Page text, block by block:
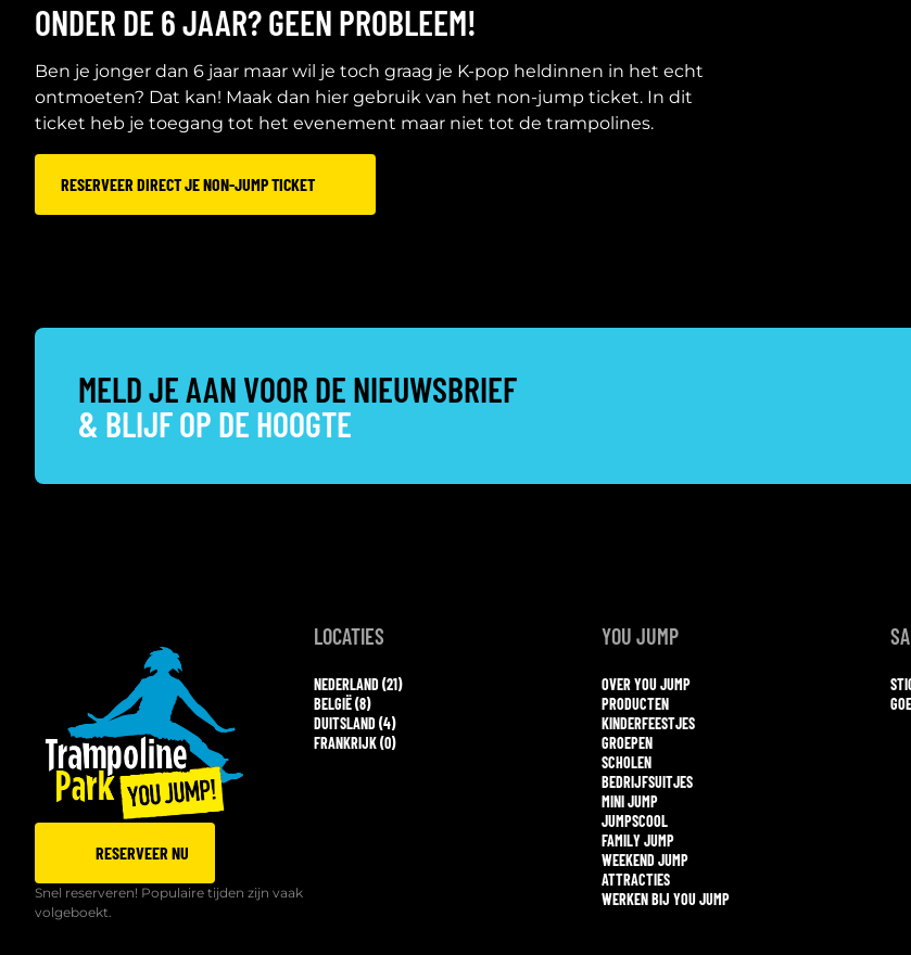
ONDER DE 6 JAAR? GEEN PROBLEEM!
Ben je jonger dan 6 jaar maar wil je toch graag je K-pop heldinnen in het echt
ontmoeten? Dat kan! Maak dan hier gebruik van het non-jump ticket. In dit
ticket heb je toegang tot het evenement maar niet tot de trampolines.
RESERVEER DIRECT JE NON-JUMP TICKET
MELD JE AAN VOOR DE NIEUWSBRIEF
& BLIJF OP DE HOOGTE
RESERVEER NU
Snel reserveren! Populaire tijden zijn vaak
volgeboekt.
LOCATIES
NEDERLAND (21)
BELGIË (8)
DUITSLAND (4)
FRANKRIJK (0)
YOU JUMP
OVER YOU JUMP
PRODUCTEN
KINDERFEESTJES
GROEPEN
SCHOLEN
BEDRIJFSUITJES
MINI JUMP
JUMPSCOOL
FAMILY JUMP
WEEKEND JUMP
ATTRACTIES
WERKEN BIJ YOU JUMP